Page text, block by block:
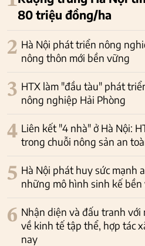
80 triệu đồng/ha
2 Hà Nội phát triển nông
nông thôn mới bền vững
3 HTX làm "đầu tàu" phát
nông nghiệp Hải Phòng
4 Liên kết "4 nhà" ở Hà Nội:
trong chuỗi nông sản an
5 Hà Nội phát huy sức mạnh
những mô hình sinh kế bền
6 Nhận diện và đấu tranh
về kinh tế tập thể, hợp tác
nay